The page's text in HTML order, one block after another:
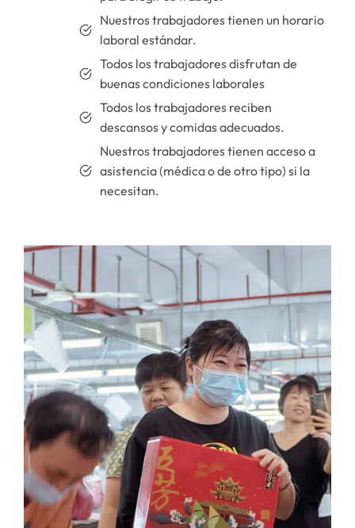
Nuestros trabajadores tienen un horario
laboral estándar.
Todos los trabajadores disfrutan de
buenas condiciones laborales
Todos los trabajadores reciben
descansos y comidas adecuados.
Nuestros trabajadores tienen acceso a
asistencia (médica o de otro tipo) si la
necesitan.